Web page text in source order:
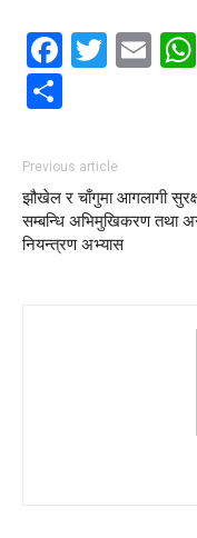
Previous article
झौखेल र चाँगुमा आगलागी
सम्बन्धि अभिमुखिकरण तथा
नियन्त्रण अभ्यास